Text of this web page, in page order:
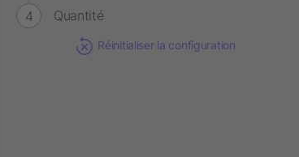
Quantité
Réinitialiser la configuration